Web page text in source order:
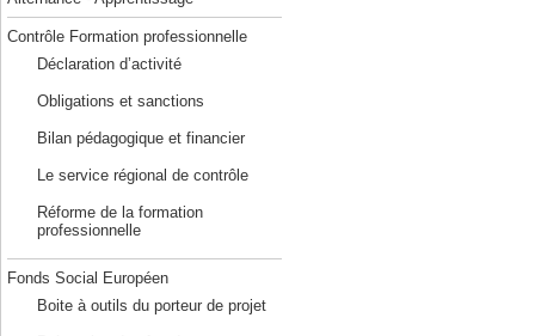
Contrôle Formation professionnelle
Déclaration d’activité
Obligations et sanctions
Bilan pédagogique et financier
Le service régional de contrôle
Réforme de la formation
professionnelle
Fonds Social Européen
Boite à outils du porteur de projet